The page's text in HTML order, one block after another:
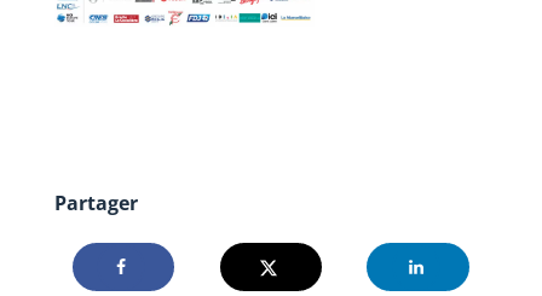
Partager